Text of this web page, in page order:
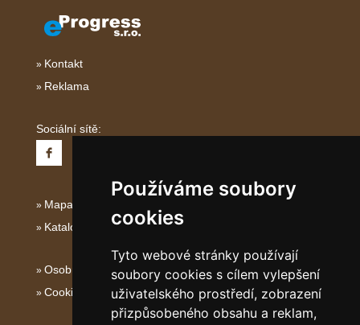
Používáme soubory
cookies
Tyto webové stránky používají
soubory cookies s cílem vylepšení
uživatelského prostředí, zobrazení
přizpůsobeného obsahu a reklam,
Kontakt
Reklama
Sociální sítě:
Mapa serveru Severní Itálie
Katalog ubytování
Osobní údaje
Cookies